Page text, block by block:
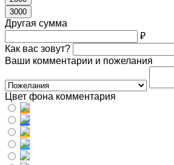
3000
Другая сумма
₽
Как вас зовут?
Ваши комментарии и пожелания
Цвет фона комментария